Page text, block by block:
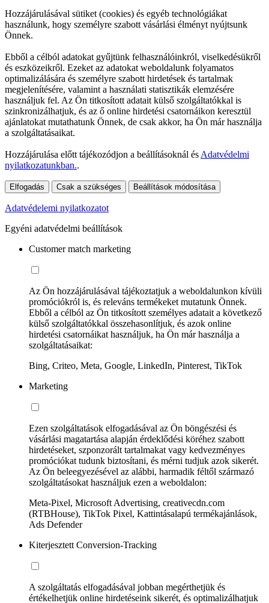
Hozzájárulásával sütiket (cookies) és egyéb technológiákat
használunk, hogy személyre szabott vásárlási élményt nyújtsunk
Önnek.
Ebből a célból adatokat gyűjtünk felhasználóinkról, viselkedésükről
és eszközeikről. Ezeket az adatokat weboldalunk folyamatos
optimalizálására és személyre szabott hirdetések és tartalmak
megjelenítésére, valamint a használati statisztikák elemzésére
használjuk fel. Az Ön titkosított adatait külső szolgáltatókkal is
szinkronizálhatjuk, és az ő online hirdetési csatornáikon keresztül
ajánlatokat mutathatunk Önnek, de csak akkor, ha Ön már használja
a szolgáltatásaikat.
Hozzájárulása előtt tájékozódjon a beállításoknál és Adatvédelmi
nyilatkozatunkban..
Elfogadás Csak a szükséges Beállítások módosítása
Adatvédelemi nyilatkozatot
Egyéni adatvédelmi beállítások
Customer match marketing
Az Ön hozzájárulásával tájékoztatjuk a weboldalunkon kívüli
promóciókról is, és releváns termékeket mutatunk Önnek.
Ebből a célból az Ön titkosított személyes adatait a következő
külső szolgáltatókkal összehasonlítjuk, és azok online
hirdetési csatornáikat használjuk, ha Ön már használja a
szolgáltatásaikat:
Bing, Criteo, Meta, Google, LinkedIn, Pinterest, TikTok
Marketing
Ezen szolgáltatások elfogadásával az Ön böngészési és
vásárlási magatartása alapján érdeklődési köréhez szabott
hirdetéseket, szponzorált tartalmakat vagy kedvezményes
promóciókat tudunk biztosítani, és mérni tudjuk azok sikerét.
Az Ön beleegyezésével az alábbi, harmadik féltől származó
szolgáltatásokat használjuk ezen a weboldalon:
Meta-Pixel, Microsoft Advertising, creativecdn.com
(RTBHouse), TikTok Pixel, Kattintásalapú termékajánlások,
Ads Defender
Kiterjesztett Conversion-Tracking
A szolgáltatás elfogadásával jobban megérthetjük és
értékelhetjük online hirdetéseink sikerét, és optimalizálhatjuk